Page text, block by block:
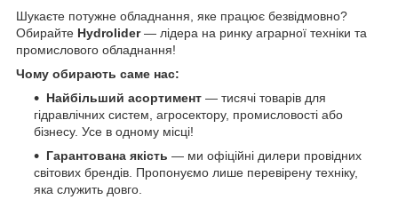
Шукаєте потужне обладнання, яке працює безвідмовно?
Обирайте Hydrolider— лідера на ринку аграрної техніки та
промислового обладнання!
Чому обирають саме нас:
Найбільший асортимент — тисячі товарів для
гідравлічних систем, агросектору, промисловості або
бізнесу. Усе в одному місці!
Гарантована якість — ми офіційні дилери провідних
світових брендів. Пропонуємо лише перевірену техніку,
яка служить довго.